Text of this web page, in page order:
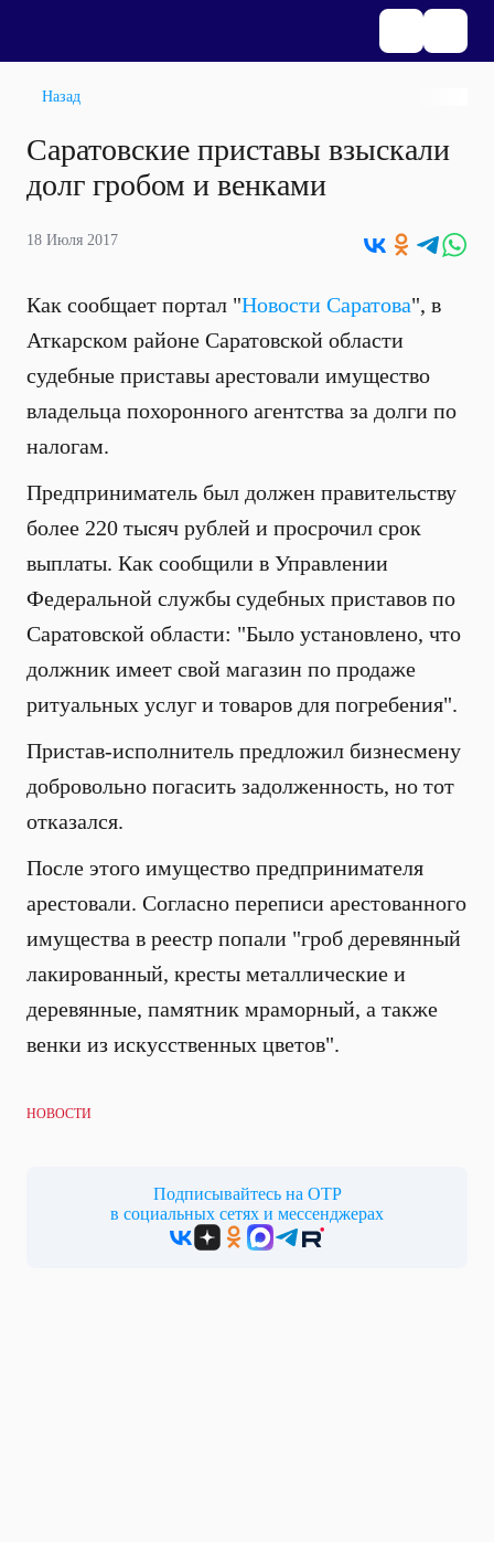
Назад
Саратовские приставы взыскали
долг гробом и венками
18 Июля 2017
Как сообщает портал "Новости Саратова", в
Аткарском районе Саратовской области
судебные приставы арестовали имущество
владельца похоронного агентства за долги по
налогам.
Предприниматель был должен правительству
более 220 тысяч рублей и просрочил срок
выплаты. Как сообщили в Управлении
Федеральной службы судебных приставов по
Саратовской области: "Было установлено, что
должник имеет свой магазин по продаже
ритуальных услуг и товаров для погребения".
Пристав-исполнитель предложил бизнесмену
добровольно погасить задолженность, но тот
отказался.
После этого имущество предпринимателя
арестовали. Согласно переписи арестованного
имущества в реестр попали "гроб деревянный
лакированный, кресты металлические и
деревянные, памятник мраморный, а также
венки из искусственных цветов".
НОВОСТИ
Подписывайтесь на ОТР
в социальных сетях и мессенджерах